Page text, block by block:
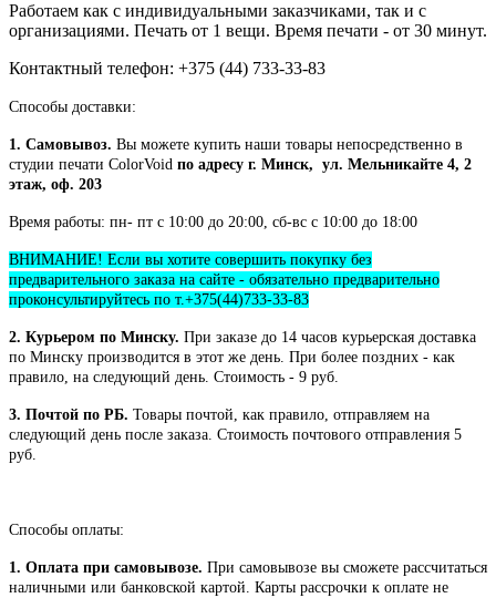
Работаем как с индивидуальными заказчиками, так и с
организациями. Печать от 1 вещи. Время печати - от 30 минут.
Контактный телефон: +375 (44) 733-33-83
Способы доставки:
1. Самовывоз. Вы можете купить наши товары непосредственно в
студии печати ColorVoid по адресу г. Минск, ул. Мельникайте 4, 2
этаж, оф. 203
Время работы: пн- пт с 10:00 до 20:00, сб-вс с 10:00 до 18:00
ВНИМАНИЕ! Если вы хотите совершить покупку без
предварительного заказа на сайте - обязательно предварительно
проконсультируйтесь по т.+375(44)733-33-83
2. Курьером по Минску. При заказе до 14 часов курьерская доставка
по Минску производится в этот же день. При более поздних - как
правило, на следующий день. Стоимость - 9 руб.
3. Почтой по РБ. Товары почтой, как правило, отправляем на
следующий день после заказа. Стоимость почтового отправления 5
руб.
Способы оплаты:
1. Оплата при самовывозе. При самовывозе вы сможете рассчитаться
наличными или банковской картой. Карты рассрочки к оплате не